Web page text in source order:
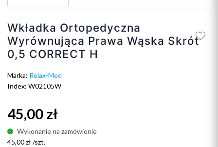
Wkładka Ortopedyczna
Wyrównująca Prawa Wąska Skrót
0,5 CORRECT H
Marka: Relax-Med
Index: W02105W
45,00 zł
Wykonanie na zamówienie
45,00 zł /szt.